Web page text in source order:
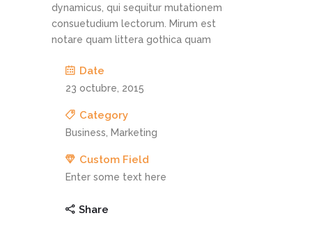
dynamicus, qui sequitur mutationem
consuetudium lectorum. Mirum est
notare quam littera gothica quam
Date
23 octubre, 2015
Category
Business, Marketing
Custom Field
Enter some text here
Share